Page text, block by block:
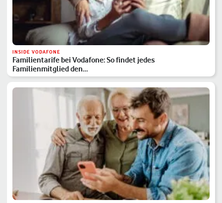
INSIDE VODAFONE
Familientarife bei Vodafone: So findet jedes
Familienmitglied den…